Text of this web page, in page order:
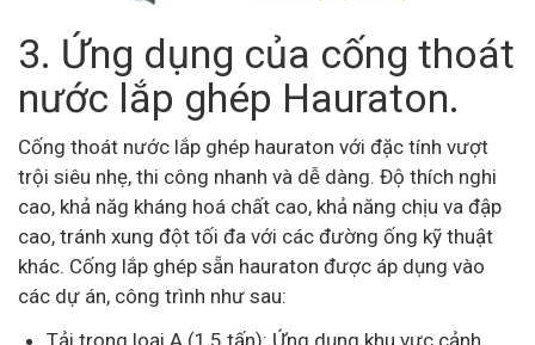
3. Ứng dụng của cống thoát
nước lắp ghép Hauraton.
Cống thoát nước lắp ghép hauraton với đặc tính vượt
trội siêu nhẹ, thi công nhanh và dễ dàng. Độ thích nghi
cao, khả năg kháng hoá chất cao, khả năng chịu va đập
cao, tránh xung đột tối đa với các đường ống kỹ thuật
khác. Cống lắp ghép sẵn hauraton được áp dụng vào
các dự án, công trình như sau:
Tải trọng loại A (1,5 tấn): Ứng dụng khu vực cảnh